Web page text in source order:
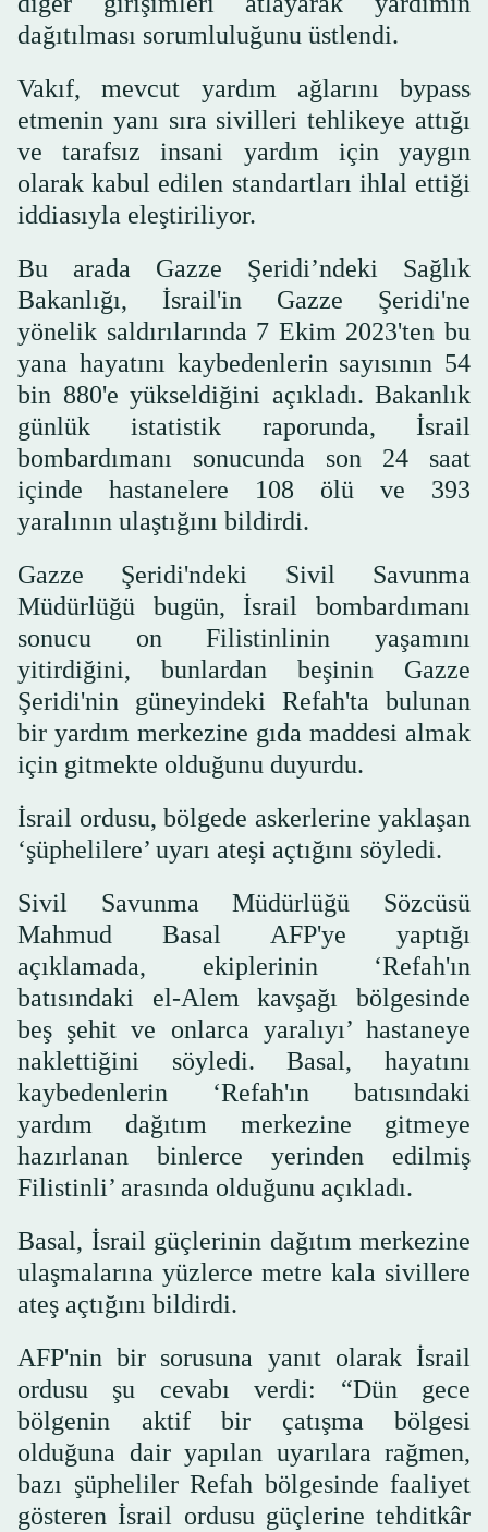
dağıtılması sorumluluğunu üstlendi.
Vakıf, mevcut yardım ağlarını bypass
etmenin yanı sıra sivilleri tehlikeye attığı
ve tarafsız insani yardım için yaygın
olarak kabul edilen standartları ihlal ettiği
iddiasıyla eleştiriliyor.
Bu arada Gazze Şeridi’ndeki Sağlık
Bakanlığı, İsrail'in Gazze Şeridi'ne
yönelik saldırılarında 7 Ekim 2023'ten bu
yana hayatını kaybedenlerin sayısının 54
bin 880'e yükseldiğini açıkladı. Bakanlık
günlük istatistik raporunda, İsrail
bombardımanı sonucunda son 24 saat
içinde hastanelere 108 ölü ve 393
yaralının ulaştığını bildirdi.
Gazze Şeridi'ndeki Sivil Savunma
Müdürlüğü bugün, İsrail bombardımanı
sonucu on Filistinlinin yaşamını
yitirdiğini, bunlardan beşinin Gazze
Şeridi'nin güneyindeki Refah'ta bulunan
bir yardım merkezine gıda maddesi almak
için gitmekte olduğunu duyurdu.
İsrail ordusu, bölgede askerlerine yaklaşan
‘şüphelilere’ uyarı ateşi açtığını söyledi.
Sivil Savunma Müdürlüğü Sözcüsü
Mahmud Basal AFP'ye yaptığı
açıklamada, ekiplerinin ‘Refah'ın
batısındaki el-Alem kavşağı bölgesinde
beş şehit ve onlarca yaralıyı’ hastaneye
naklettiğini söyledi. Basal, hayatını
kaybedenlerin ‘Refah'ın batısındaki
yardım dağıtım merkezine gitmeye
hazırlanan binlerce yerinden edilmiş
Filistinli’ arasında olduğunu açıkladı.
Basal, İsrail güçlerinin dağıtım merkezine
ulaşmalarına yüzlerce metre kala sivillere
ateş açtığını bildirdi.
AFP'nin bir sorusuna yanıt olarak İsrail
ordusu şu cevabı verdi: “Dün gece
bölgenin aktif bir çatışma bölgesi
olduğuna dair yapılan uyarılara rağmen,
bazı şüpheliler Refah bölgesinde faaliyet
gösteren İsrail ordusu güçlerine tehditkâr